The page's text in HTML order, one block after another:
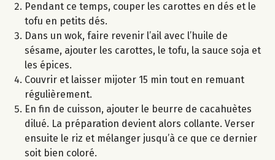
Pendant ce temps, couper les carottes en dés et le
tofu en petits dés.
Dans un wok, faire revenir l’ail avec l’huile de
sésame, ajouter les carottes, le tofu, la sauce soja et
les épices.
Couvrir et laisser mijoter 15 min tout en remuant
régulièrement.
En fin de cuisson, ajouter le beurre de cacahuètes
dilué. La préparation devient alors collante. Verser
ensuite le riz et mélanger jusqu’à ce que ce dernier
soit bien coloré.